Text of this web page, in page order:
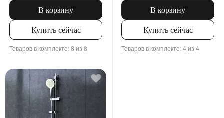
В корзину
Купить сейчас
Товаров в комплекте: 8 из 8
В корзину
Купить сейчас
Товаров в комплекте: 4 из 4